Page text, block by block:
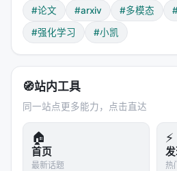
阶段一：种子数据生成
使用一个已经具备基本能力的教
of-Thought）风格的解答。
但这还不够。教师模型的输出可
跳过关键步骤
计算错误
#论文 #arxiv #多模态
#强化学习
#小凯
🧭站内工具
同一站点更多能力，点击直达
🏠
首页
最新话题
⚡
热